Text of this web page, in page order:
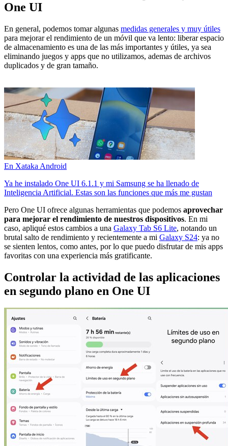
One UI
En general, podemos tomar algunas medidas generales y muy útiles
para mejorar el rendimiento de un móvil que va lento: liberar espacio
de almacenamiento es una de las más importantes y útiles, ya sea
eliminando juegos y apps que no utilizamos, ademas de archivos
duplicados y de gran tamaño.
En Xataka Android
Ya he instalado One UI 6.1.1 y mi Samsung se ha llenado de
Inteligencia Artificial. Estas son las funciones que más me gustan
Pero One UI ofrece algunas herramientas que podemos aprovechar
para mejorar el rendimiento de nuestros dispositivos. En mi
caso, apliqué estos cambios a una Galaxy Tab S6 Lite, notando un
brutal salto de rendimiento y recientemente a mi Galaxy S24: ya no
se sienten lentos, como antes, por lo que puedo disfrutar de mis apps
favoritas con una experiencia más gratificante.
Controlar la actividad de las aplicaciones
en segundo plano en One UI